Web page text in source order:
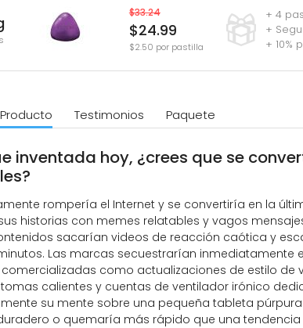
+ 4
+
+ 10%
$33.24
$24.99
$2.50 por pastilla
Testimonios Paquete
inventada hoy, ¿crees que se
rompería el Internet y se convertiría en la
historias con memes relatables y vagos
sacarían videos de reacción caótica y
Las marcas secuestrarían
como actualizaciones de estilo de
calientes y cuentas de ventilador irónico
su mente sobre una pequeña tableta
o quemaría más rápido que una